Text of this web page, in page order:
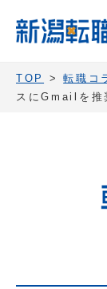
TOP >転職コ
スにGmailを推